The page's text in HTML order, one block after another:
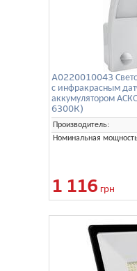
A0220010043
с инфракрасным
аккумулятором
6300K)
Производитель:
Номинальная
1 116 грн